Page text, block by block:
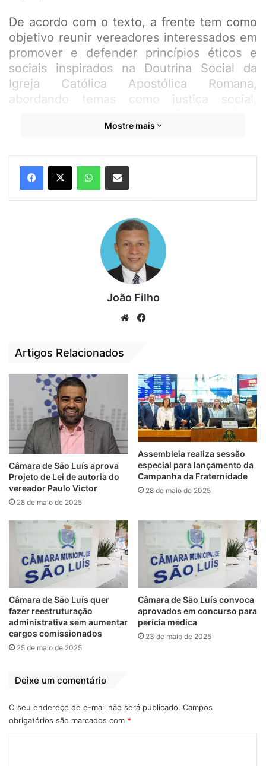
De acordo com o texto, a frente tem como
objetivo reunir vereadores interessados em
promover e defender princípios éticos e
sociais inspirados na Doutrina Social da
Igreja Católica Apostólica Romana,
abordando temas como justiça social,
Durante a sessão, representantes de
movimentos e pastorais da Arquidiocese de
São Luís acompanharam a votação, que foi
parte de fiéis presentes na galeria da Casa
“Não se trata de impor uma religião, mas de
garantir que os valores cristãos — como a
dignidade da vida, o cuidado com o
próximo, a justiça e a solidariedade —
que impactam diretamente nossa
população”, afirmou o vereador Raimundo
Júnior.
A criação da frente também propõe a
valorização das comunidades eclesiais de
base e o estímulo a políticas públicas
voltadas ao bem comum, conforme os
fundamentos da tradição católica.
A medida é parte de um movimento de
municipal. A frente católica se soma a
outras frentes parlamentares temáticas já
Mostre mais
João Filho
We
Artigos Relacionados
Câmara de São Luís aprova
Projeto de Lei de autoria do
vereador Paulo Victor
28 de maio de 2025
Assembleia realiza sessão
especial para lançamento da
Campanha da Fraternidade
28 de maio de 2025
Câmara de São Luís quer
fazer reestruturação
administrativa sem aumentar
cargos comissionados
25 de maio de 2025
Câmara de São Luís convoca
aprovados em concurso para
perícia médica
23 de maio de 2025
Deixe um comentário
O seu endereço de e-mail não será publicado. Campos
obrigatórios são marcados com *